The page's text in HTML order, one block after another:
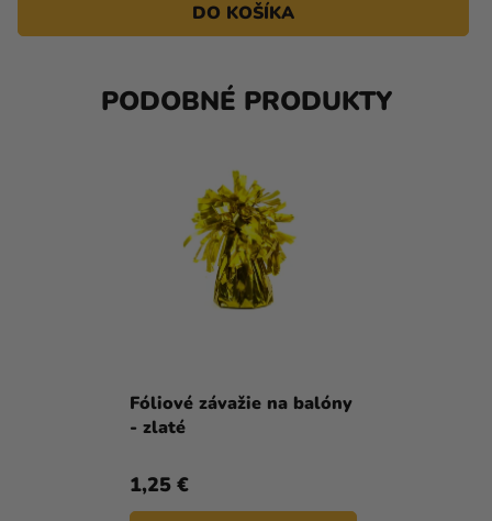
DO KOŠÍKA
PODOBNÉ PRODUKTY
Fóliové závažie na balóny
- zlaté
1,25 €